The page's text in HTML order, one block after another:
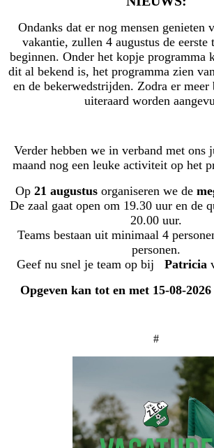
Ondanks dat er nog mensen genieten
vakantie, zullen 4 augustus de eerste
beginnen. Onder het kopje programma
dit al bekend is, het programma zien
en de bekerwedstrijden. Zodra er
uiteraard worden
Verder hebben we in verband met ons
maand nog een leuke activiteit op het
Op 21 augustusorganiseren we de
De zaal gaat open om 19.30 uur en de
20.00 uur.
Teams bestaan uit minimaal 4
personen.
Geef nu snel je team op bij Patricia
Opgeven kan tot en met 15-08-
#